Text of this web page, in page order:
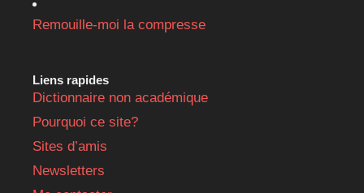
Remouille-moi la compresse
Liens rapides
Dictionnaire non académique
Pourquoi ce site?
Sites d’amis
Newsletters